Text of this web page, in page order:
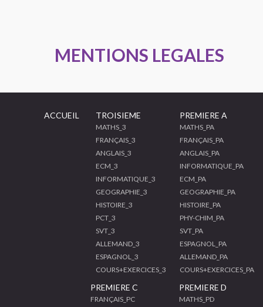
MENTIONS LEGALES
ACCUEIL TROISIEME
MATHS_3
FRANÇAIS_3
ANGLAIS_3
ECM_3
INFORMATIQUE_3
GEOGRAPHIE_3
HISTOIRE_3
PCT_3
SVT_3
ALLEMAND_3
ESPAGNOL_3
COURS+EXERCICES_3
PREMIERE A
MATHS_PA
FRANÇAIS_PA
ANGLAIS_PA
INFORMATIQUE_PA
ECM_PA
GEOGRAPHIE_PA
HISTOIRE_PA
PHY-CHIM_PA
SVT_PA
ESPAGNOL_PA
ALLEMAND_PA
COURS+EXERCICES_PA
PREMIERE C
FRANÇAIS_PC
PREMIERE D
MATHS_PD